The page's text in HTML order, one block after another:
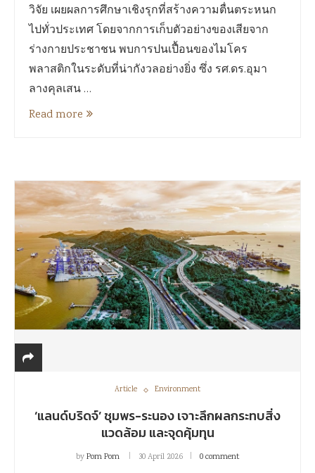
วิจัย เผยผลการศึกษาเชิงรุกที่สร้างความตื่นตระหนก
ไปทั่วประเทศ โดยจากการเก็บตัวอย่างของเสียจาก
ร่างกายประชาชน พบการปนเปื้อนของไมโคร
พลาสติกในระดับที่น่ากังวลอย่างยิ่ง ซึ่ง รศ.ดร.อุมา
ลางคุลเสน …
Read more
Article Environment
‘แลนด์บริดจ์’ ชุมพร-ระนอง เจาะลึกผลกระทบสิ่ง
แวดล้อม และจุดคุ้มทุน
byPom Pom 30 April 2026 0 comment